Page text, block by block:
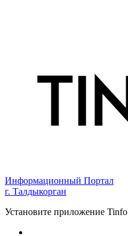
Информационный Портал
г. Талдыкорган
Установите приложение Tinfo